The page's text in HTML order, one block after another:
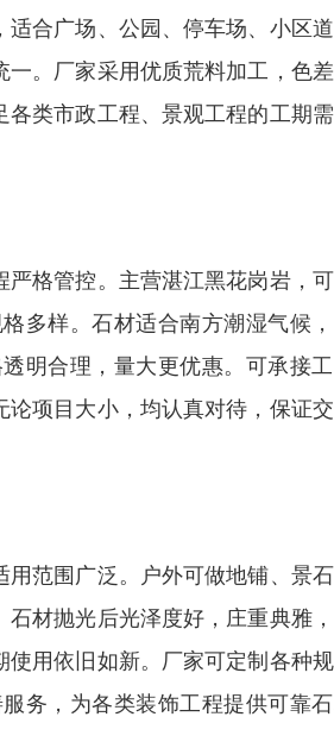
合广场、公园、停车场、小区
。厂家采用优质荒料加工，色
类市政工程、景观工程的工期
格管控。主营湛江黑花岗岩，
多样。石材适合南方潮湿气候
明合理，量大更优惠。可承接
项目大小，均认真对待，保证
范围广泛。户外可做地铺、景
材抛光后光泽度好，庄重典雅
用依旧如新。厂家可定制各种
务，为各类装饰工程提供可靠